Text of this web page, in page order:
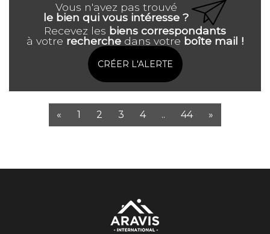
Vous n'avez pas trouvé
le bien qui vous intéresse ?
Recevez les biens correspondants
à votre recherche dans votre boîte mail !
CRÉER L'ALERTE
« 1 2 3 4 .. 44 »